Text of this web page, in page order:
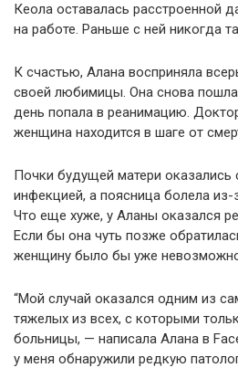
Кеола оставалась расстроенной
на работе. Раньше с ней никогда
К счастью, Алана восприняла
своей любимицы. Она снова
день попала в реанимацию.
женщина находится в шаге от
Почки будущей матери оказались
инфекцией, а поясница болела из-
Что еще хуже, у Аланы оказался
Если бы она чуть позже
женщину было бы уже
“Мой случай оказался одним из
тяжелых из всех, с которыми
больницы, — написала Алана в
у меня обнаружили редкую